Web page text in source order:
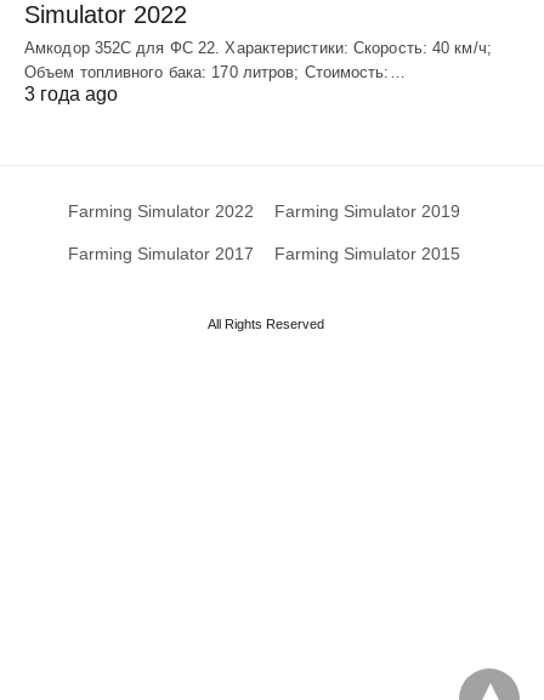
Simulator 2022
Амкодор 352С для ФС 22. Характеристики: Скорость: 40 км/ч;
Объем топливного бака: 170 литров; Стоимость:…
3 года ago
Farming Simulator 2022 Farming Simulator 2019
Farming Simulator 2017 Farming Simulator 2015
All Rights Reserved